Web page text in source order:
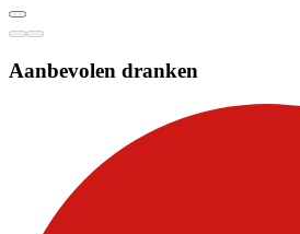
Aanbevolen dranken